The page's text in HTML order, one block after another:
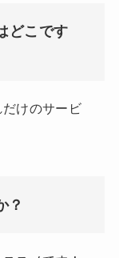
どこです
けのサービ
？